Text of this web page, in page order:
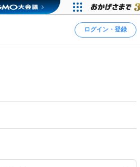
ログイン・登録